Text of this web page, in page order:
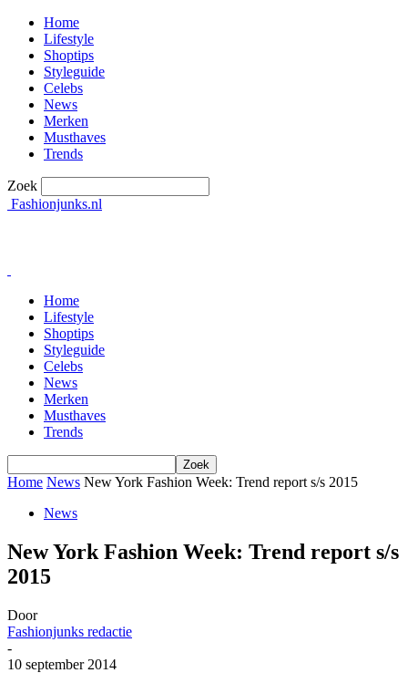
Home
Lifestyle
Shoptips
Styleguide
Celebs
News
Merken
Musthaves
Trends
Zoek
Fashionjunks.nl
Home
Lifestyle
Shoptips
Styleguide
Celebs
News
Merken
Musthaves
Trends
Home News New York Fashion Week: Trend report s/s 2015
News
New York Fashion Week: Trend report s/s
2015
Door
Fashionjunks redactie
-
10 september 2014